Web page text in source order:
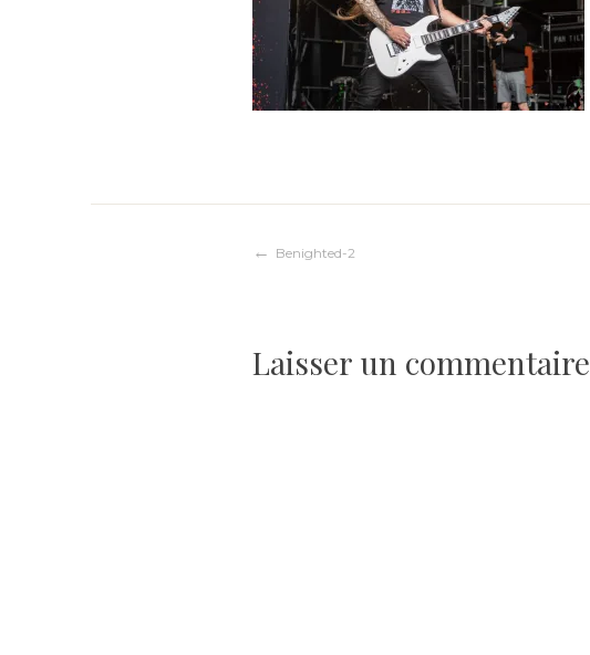
Navigation
l’article
Benighted-2
Laisser un commentaire